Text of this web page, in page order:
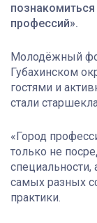
профессий».
Молодёжный
Губахинском
гостями и
стали
«Город
только не
специальности,
самых разных
практики.